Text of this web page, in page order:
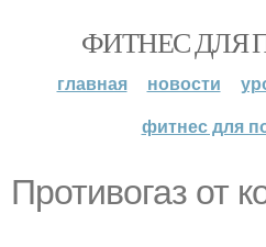
ФИТНЕС ДЛЯ
главная новости
фитнес для
Противогаз от